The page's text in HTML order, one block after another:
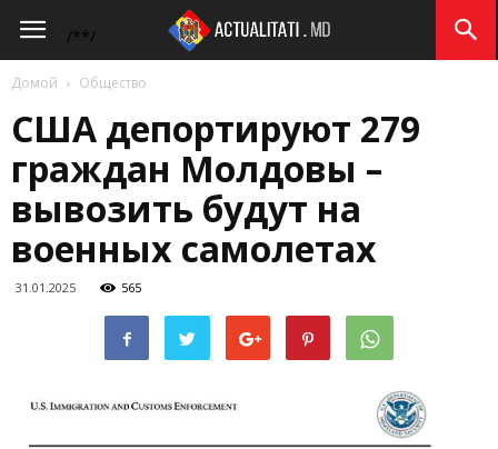
/**/
Actualitati.md
Домой Общество
США депортируют 279
граждан Молдовы –
вывозить будут на
военных самолетах
31.01.2025 565